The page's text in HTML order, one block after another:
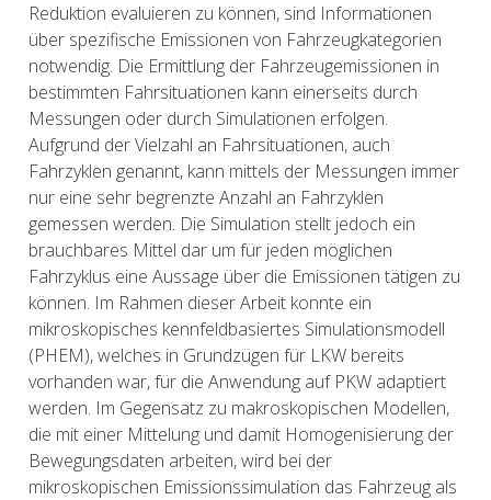
Reduktion evaluieren zu können, sind Informationen
über spezifische Emissionen von Fahrzeugkategorien
notwendig. Die Ermittlung der Fahrzeugemissionen in
bestimmten Fahrsituationen kann einerseits durch
Messungen oder durch Simulationen erfolgen.
Aufgrund der Vielzahl an Fahrsituationen, auch
Fahrzyklen genannt, kann mittels der Messungen immer
nur eine sehr begrenzte Anzahl an Fahrzyklen
gemessen werden. Die Simulation stellt jedoch ein
brauchbares Mittel dar um für jeden möglichen
Fahrzyklus eine Aussage über die Emissionen tätigen zu
können. Im Rahmen dieser Arbeit konnte ein
mikroskopisches kennfeldbasiertes Simulationsmodell
(PHEM), welches in Grundzügen für LKW bereits
vorhanden war, für die Anwendung auf PKW adaptiert
werden. Im Gegensatz zu makroskopischen Modellen,
die mit einer Mittelung und damit Homogenisierung der
Bewegungsdaten arbeiten, wird bei der
mikroskopischen Emissionssimulation das Fahrzeug als